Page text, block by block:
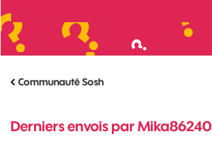
Communauté Sosh
Derniers envois par Mika86240